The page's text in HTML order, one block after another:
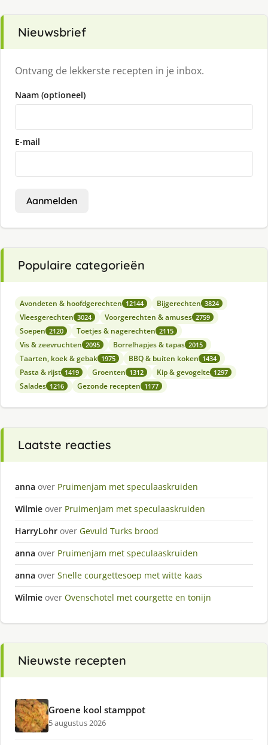
Nieuwsbrief
Ontvang de lekkerste recepten in je inbox.
Naam (optioneel)
E-mail
Aanmelden
Populaire categorieën
Avondeten & hoofdgerechten 12144 Bijgerechten 3824
Vleesgerechten 3024 Voorgerechten & amuses 2759
Soepen 2120 Toetjes & nagerechten 2115
Vis & zeevruchten 2095 Borrelhapjes & tapas 2015
Taarten, koek & gebak 1975 BBQ & buiten koken 1434
Pasta & rijst 1419 Groenten 1312 Kip & gevogelte 1297
Salades 1216 Gezonde recepten 1177
Laatste reacties
anna over Pruimenjam met speculaaskruiden
Wilmie over Pruimenjam met speculaaskruiden
HarryLohr over Gevuld Turks brood
anna over Pruimenjam met speculaaskruiden
anna over Snelle courgettesoep met witte kaas
Wilmie over Ovenschotel met courgette en tonijn
Nieuwste recepten
Groene kool stamppot
5 augustus 2026